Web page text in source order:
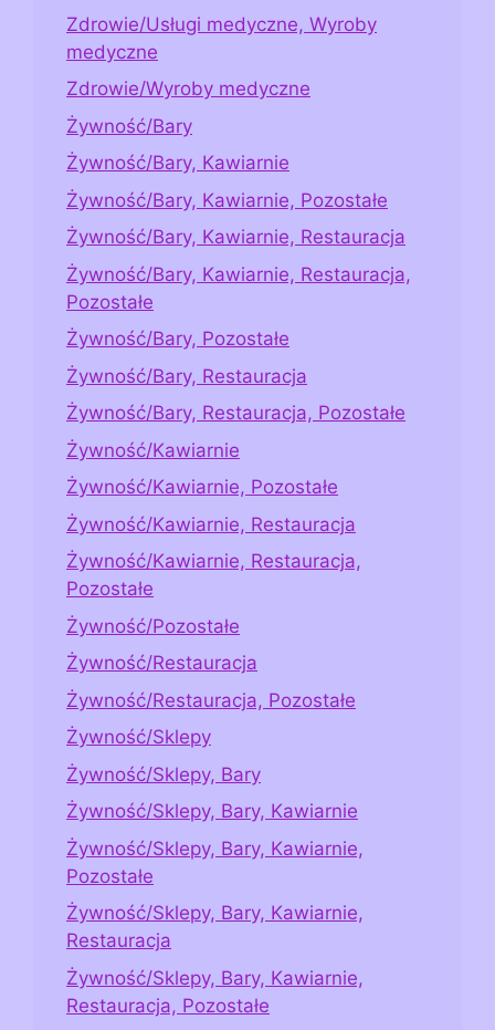
Zdrowie/Usługi medyczne, Wyroby
medyczne
Zdrowie/Wyroby medyczne
Żywność/Bary
Żywność/Bary, Kawiarnie
Żywność/Bary, Kawiarnie, Pozostałe
Żywność/Bary, Kawiarnie, Restauracja
Żywność/Bary, Kawiarnie, Restauracja,
Pozostałe
Żywność/Bary, Pozostałe
Żywność/Bary, Restauracja
Żywność/Bary, Restauracja, Pozostałe
Żywność/Kawiarnie
Żywność/Kawiarnie, Pozostałe
Żywność/Kawiarnie, Restauracja
Żywność/Kawiarnie, Restauracja,
Pozostałe
Żywność/Pozostałe
Żywność/Restauracja
Żywność/Restauracja, Pozostałe
Żywność/Sklepy
Żywność/Sklepy, Bary
Żywność/Sklepy, Bary, Kawiarnie
Żywność/Sklepy, Bary, Kawiarnie,
Pozostałe
Żywność/Sklepy, Bary, Kawiarnie,
Restauracja
Żywność/Sklepy, Bary, Kawiarnie,
Restauracja, Pozostałe